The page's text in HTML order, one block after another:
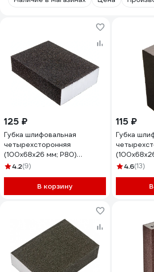
125 ₽
Губка шлифовальная
четырехсторонняя
(100х68х26 мм; Р80)
"МАСТЕР" Зубр 35611-080
4.2(9)
В корзину
115 ₽
Губка
"МАСТЕР"
4.6(13)